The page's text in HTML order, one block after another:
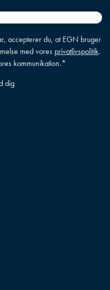
accepterer du, at EGN bruger
med vores privatlivspolitik.
kommunikation.*